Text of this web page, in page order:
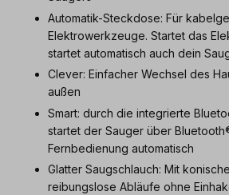
Automatik-Steckdose: Für
Elektrowerkzeuge. Startet das
startet automatisch auch dein
Clever: Einfacher Wechsel des
außen
Smart: durch die integrierte
startet der Sauger über
Fernbedienung automatisch
Glatter Saugschlauch: Mit
reibungslose Abläufe ohne